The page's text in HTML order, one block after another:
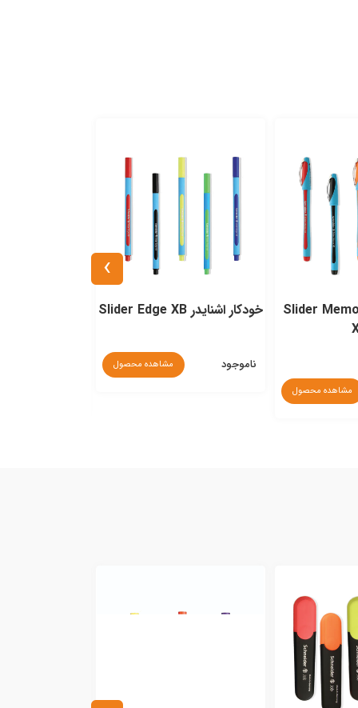
خودکار اشنایدر Slider Memo
مشاهده محصول
خودكار اشنايدر Slider Edge XB
ناموجود مشاهده محصول
›